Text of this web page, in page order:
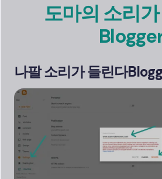
도마의 소리
나팔 소리가 들린다